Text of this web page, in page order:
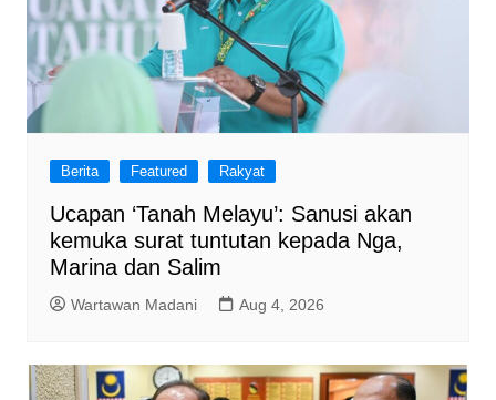
Berita Featured Rakyat
Ucapan ‘Tanah Melayu’: Sanusi akan
kemuka surat tuntutan kepada Nga,
Marina dan Salim
Wartawan Madani Aug 4, 2026